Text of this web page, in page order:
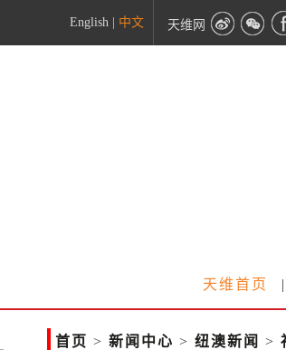
English 中文 天维网
天维首页 |
首页 > 新闻中心 > 纽澳新闻 >